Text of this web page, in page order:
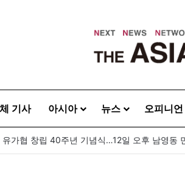
기사 아시아 뉴스 오피니언
유가협 창립 40주년 기념식…12일 오후 남영동